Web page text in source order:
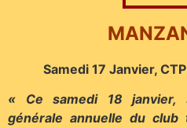
Samedi 17 Janvier,
« Ce samedi 18 janvier,
générale annuelle du club